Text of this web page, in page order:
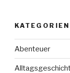
KATEGORIEN
Abenteuer